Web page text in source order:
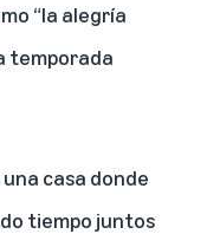
“la alegría
temporada
casa donde
tiempo juntos